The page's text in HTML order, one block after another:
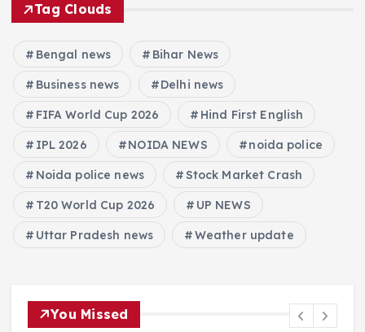
Tag Clouds
Bengal news Bihar News
Business news Delhi news
FIFA World Cup 2026 Hind First English
IPL 2026 NOIDA NEWS noida police
Noida police news Stock Market Crash
T20 World Cup 2026 UP NEWS
Uttar Pradesh news Weather update
You Missed